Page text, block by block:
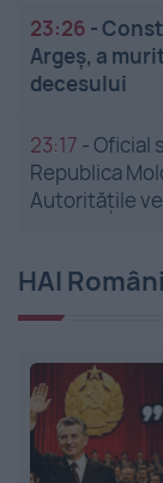
23:26 -
Argeș, a
decesului
23:17 -Oficial
Republica
Autoritățile
HAI